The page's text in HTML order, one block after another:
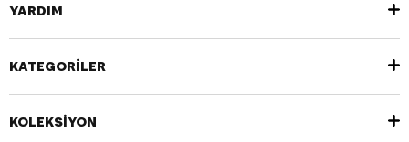
YARDIM
KATEGORİLER
KOLEKSİYON